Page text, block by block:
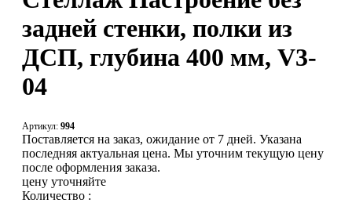
задней стенки, полки из
ДСП, глубина 400 мм, V3-
04
Артикул: 994
Поставляется на заказ, ожидание от 7 дней. Указана
последняя актуальная цена. Мы уточним текущую цену
после оформления заказа.
цену уточняйте
Количество :